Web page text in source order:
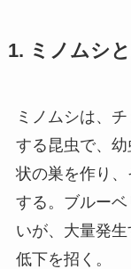
1. ミノムシ
ミノムシは、
する昆虫で、
状の巣を作り
する。ブルー
いが、大量発
低下を招く。